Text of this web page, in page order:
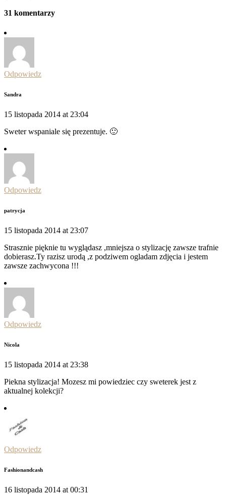
31 komentarzy
Odpowiedz
Sandra
15 listopada 2014 at 23:04
Sweter wspaniale się prezentuje. 🙂
Odpowiedz
patrycja
15 listopada 2014 at 23:07
Strasznie pięknie tu wyglądasz ,mniejsza o stylizację zawsze trafnie
dobierasz.Ty razisz urodą ,z podziwem ogladam zdjęcia i jestem
zawsze zachwycona !!!
Odpowiedz
Nicola
15 listopada 2014 at 23:38
Piekna stylizacja! Mozesz mi powiedziec czy sweterek jest z
aktualnej kolekcji?
Odpowiedz
Fashionandcash
16 listopada 2014 at 00:31